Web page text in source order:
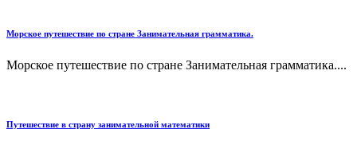
Морское путешествие по стране Занимательная грамматика.
Морское путешествие по стране Занимательная грамматика....
Путешествие в страну занимательной математики